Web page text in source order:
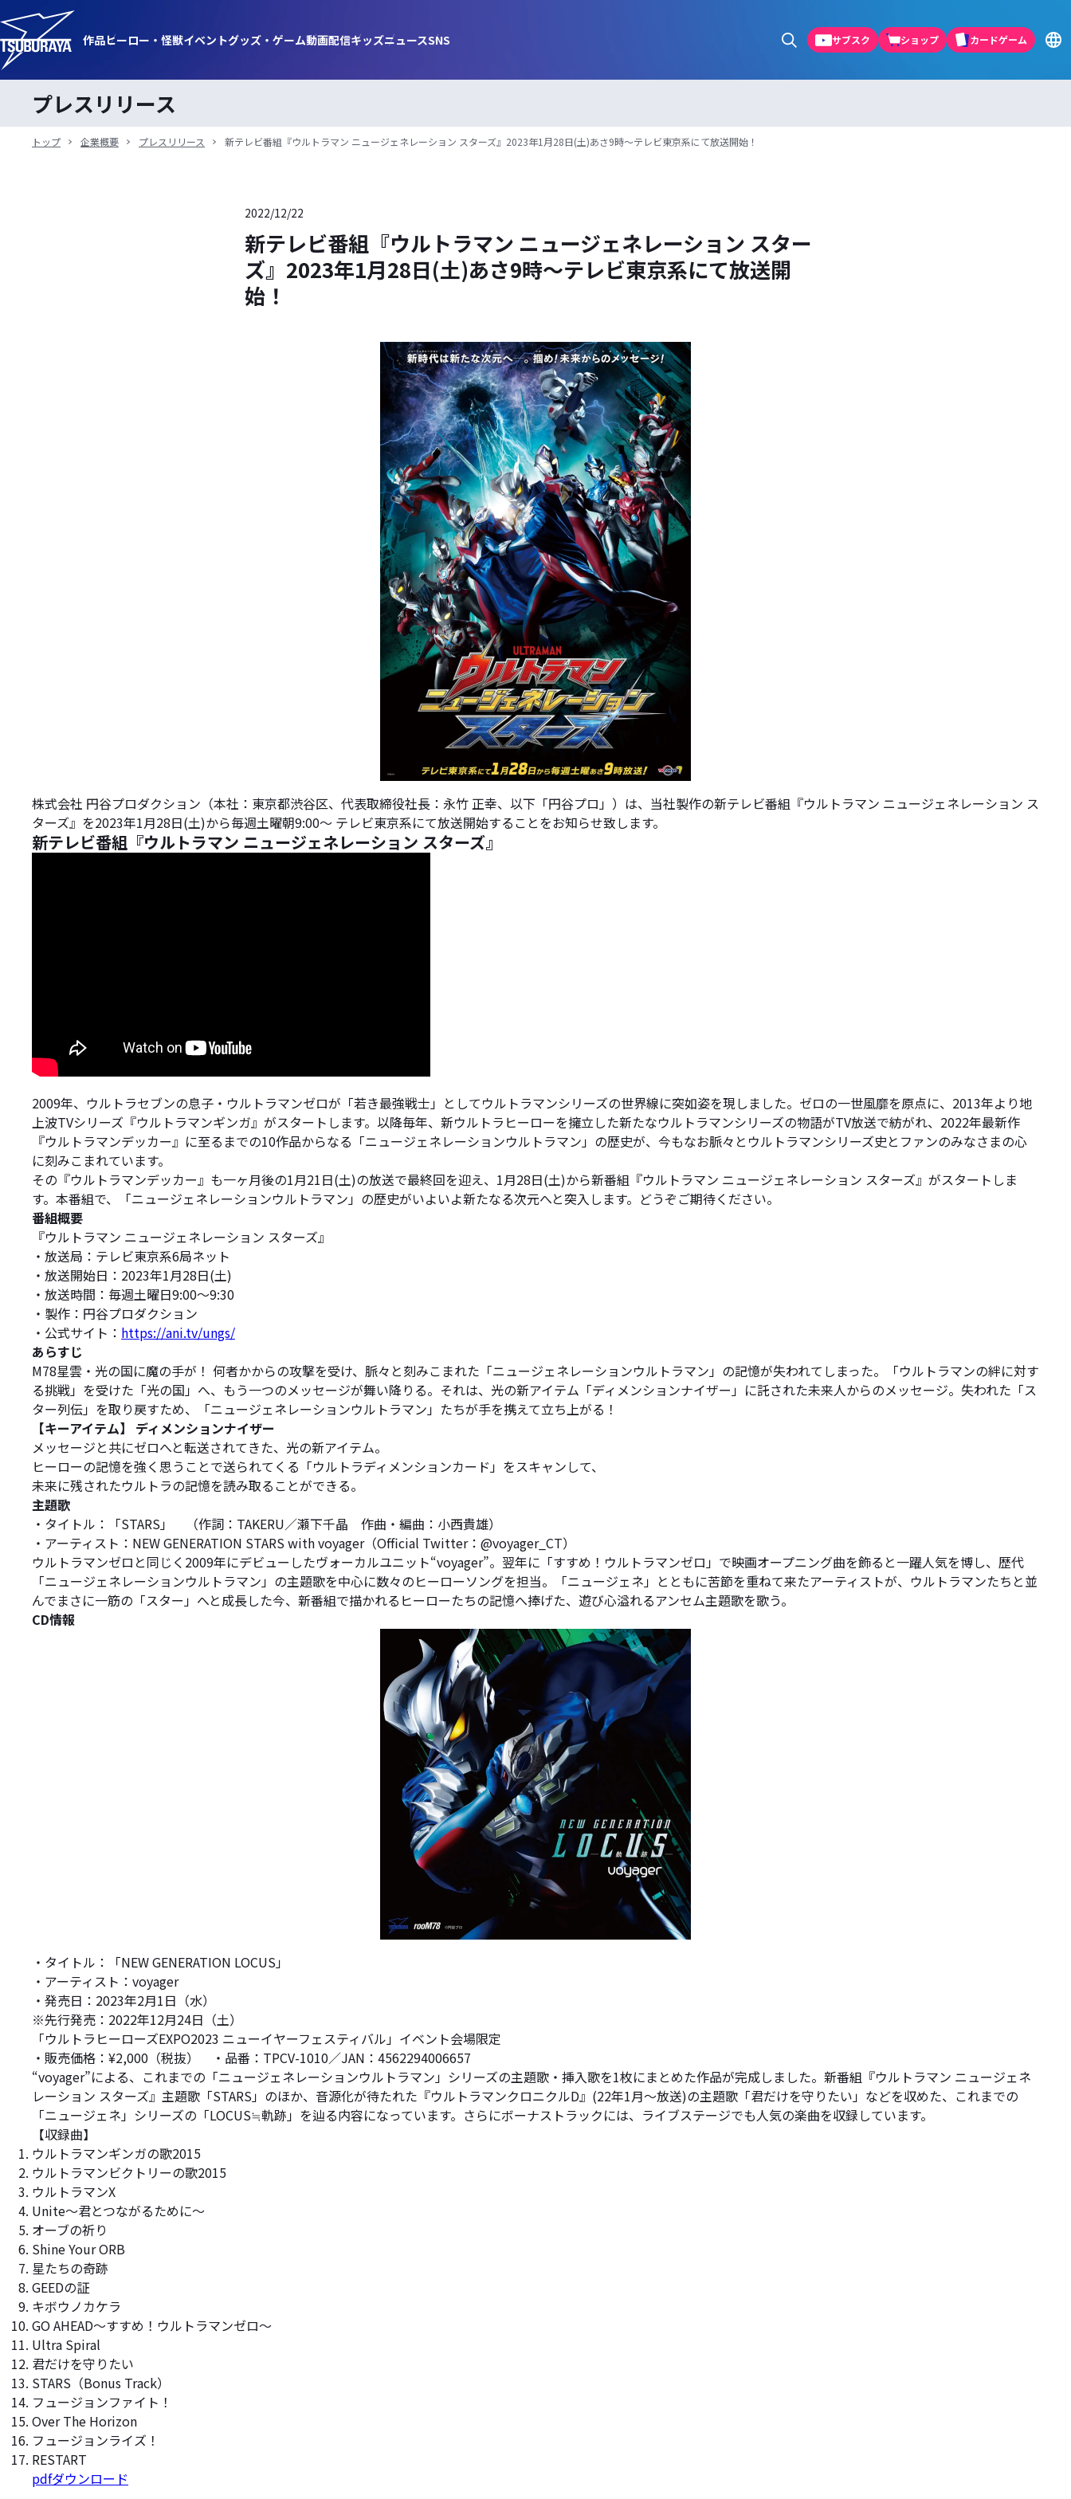
作品ヒーロー・ 怪獣イベントグッズ・ ゲーム動画配信キッズニュースSNS サブスク ショップ カードゲーム
プレスリリース
トップ 企業概要 プレスリリース 新テレビ番組『ウルトラマン ニュージェネレーション スターズ』2023年1月28日(土)あさ9時～テレビ東京系にて放送開始！
2022/12/22
新テレビ番組『ウルトラマン ニュージェネレーション スター
ズ』2023年1月28日(土)あさ9時～テレビ東京系にて放送開
始！
株式会社 円谷プロダクション（本社：東京都渋谷区、代表取締役社長：永竹 正幸、以下「円谷プロ」）は、当社製作の新テレビ番組『ウルトラマン ニュージェネレーション ス
ターズ』を2023年1月28日(土)から毎週土曜朝9:00～ テレビ東京系にて放送開始することをお知らせ致します。
新テレビ番組『ウルトラマン ニュージェネレーション スターズ』
2009年、ウルトラセブンの息子・ウルトラマンゼロが「若き最強戦士」としてウルトラマンシリーズの世界線に突如姿を現しました。ゼロの一世風靡を原点に、2013年より地
上波TVシリーズ『ウルトラマンギンガ』がスタートします。以降毎年、新ウルトラヒーローを擁立した新たなウルトラマンシリーズの物語がTV放送で紡がれ、2022年最新作
『ウルトラマンデッカー』に至るまでの10作品からなる「ニュージェネレーションウルトラマン」の歴史が、今もなお脈々とウルトラマンシリーズ史とファンのみなさまの心
に刻みこまれています。
その『ウルトラマンデッカー』も一ヶ月後の1月21日(土)の放送で最終回を迎え、1月28日(土)から新番組『ウルトラマン ニュージェネレーション スターズ』がスタートしま
す。本番組で、「ニュージェネレーションウルトラマン」の歴史がいよいよ新たなる次元へと突入します。どうぞご期待ください。
番組概要
『ウルトラマン ニュージェネレーション スターズ』
・放送局：テレビ東京系6局ネット
・放送開始日：2023年1月28日(土)
・放送時間：毎週土曜日9:00～9:30
・製作：円谷プロダクション
・公式サイト： https://ani.tv/ungs/
あらすじ
M78星雲・光の国に魔の手が！ 何者かからの攻撃を受け、脈々と刻みこまれた「ニュージェネレーションウルトラマン」の記憶が失われてしまった。「ウルトラマンの絆に対す
る挑戦」を受けた「光の国」へ、もう一つのメッセージが舞い降りる。それは、光の新アイテム「ディメンションナイザー」に託された未来人からのメッセージ。失われた「ス
ター列伝」を取り戻すため、「ニュージェネレーションウルトラマン」たちが手を携えて立ち上がる！
【キーアイテム】 ディメンションナイザー
メッセージと共にゼロへと転送されてきた、光の新アイテム。
ヒーローの記憶を強く思うことで送られてくる「ウルトラディメンションカード」をスキャンして、
未来に残されたウルトラの記憶を読み取ることができる。
主題歌
・タイトル：「STARS」 （作詞：TAKERU／瀬下千晶 作曲・編曲：小西貴雄）
・アーティスト：NEW GENERATION STARS with voyager（Official Twitter：@voyager_CT）
ウルトラマンゼロと同じく2009年にデビューしたヴォーカルユニット“voyager”。翌年に「すすめ！ウルトラマンゼロ」で映画オープニング曲を飾ると一躍人気を博し、歴代
「ニュージェネレーションウルトラマン」の主題歌を中心に数々のヒーローソングを担当。「ニュージェネ」とともに苦節を重ねて来たアーティストが、ウルトラマンたちと並
んでまさに一筋の「スター」へと成長した今、新番組で描かれるヒーローたちの記憶へ捧げた、遊び心溢れるアンセム主題歌を歌う。
CD情報
・タイトル：「NEW GENERATION LOCUS」
・アーティスト：voyager
・発売日：2023年2月1日（水）
※先行発売：2022年12月24日（土）
「ウルトラヒーローズEXPO2023 ニューイヤーフェスティバル」イベント会場限定
・販売価格：¥2,000（税抜） ・品番：TPCV-1010／JAN：4562294006657
“voyager”による、これまでの「ニュージェネレーションウルトラマン」シリーズの主題歌・挿入歌を1枚にまとめた作品が完成しました。新番組『ウルトラマン ニュージェネ
レーション スターズ』主題歌「STARS」のほか、音源化が待たれた『ウルトラマンクロニクルD』(22年1月～放送)の主題歌「君だけを守りたい」などを収めた、これまでの
「ニュージェネ」シリーズの「LOCUS≒軌跡」を辿る内容になっています。さらにボーナストラックには、ライブステージでも人気の楽曲を収録しています。
【収録曲】
ウルトラマンギンガの歌2015
ウルトラマンビクトリーの歌2015
ウルトラマンX
Unite～君とつながるために～
オーブの祈り
Shine Your ORB
星たちの奇跡
GEEDの証
キボウノカケラ
GO AHEAD～すすめ！ウルトラマンゼロ～
Ultra Spiral
君だけを守りたい
STARS（Bonus Track）
フュージョンファイト！
Over The Horizon
フュージョンライズ！
RESTART
pdfダウンロード